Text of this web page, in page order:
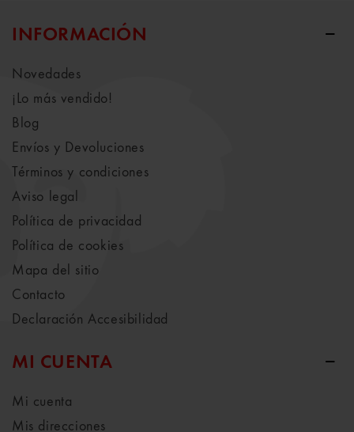
INFORMACIÓN
Novedades
¡Lo más vendido!
Blog
Envíos y Devoluciones
Términos y condiciones
Aviso legal
Política de privacidad
Política de cookies
Mapa del sitio
Contacto
Declaración Accesibilidad
MI CUENTA
Mi cuenta
Mis direcciones